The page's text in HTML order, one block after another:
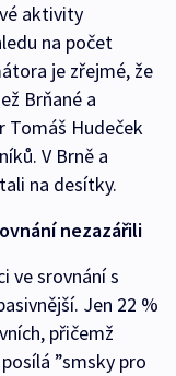
aktivity
na počet
je zřejmé, že
Brňané a
Tomáš Hudeček
V Brně a
na desítky.
nezazářili
ve srovnání s
Jen 22 %
přičemž
”smsky pro